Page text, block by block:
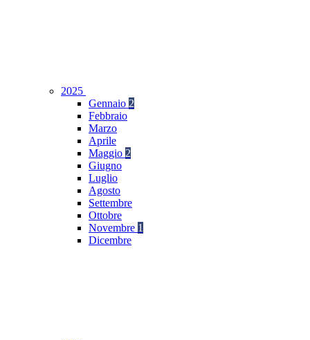
2025
Gennaio 2
Febbraio
Marzo
Aprile
Maggio 2
Giugno
Luglio
Agosto
Settembre
Ottobre
Novembre 1
Dicembre